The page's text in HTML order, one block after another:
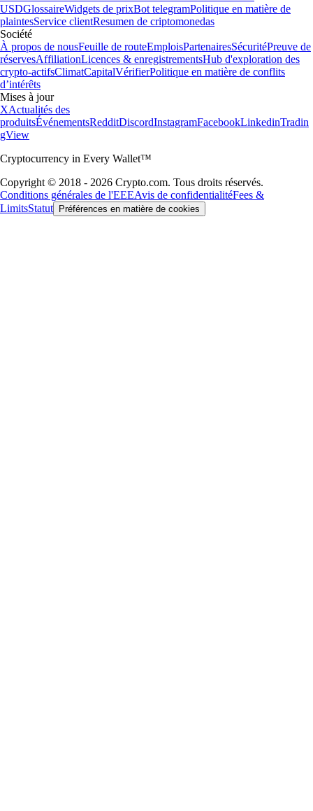
USDGlossaireWidgets de prixBot telegramPolitique en matière de
plaintesService clientResumen de criptomonedas
Société
À propos de nousFeuille de routeEmploisPartenairesSécuritéPreuve de
réservesAffiliationLicences & enregistrementsHub d'exploration des
crypto-actifsClimatCapitalVérifierPolitique en matière de conflits
d’intérêts
Mises à jour
XActualités des
produitsÉvénementsRedditDiscordInstagramFacebookLinkedinTradin
gView
Cryptocurrency in Every Wallet™
Copyright © 2018 - 2026 Crypto.com. Tous droits réservés.
Conditions générales de l'EEEAvis de confidentialitéFees &
LimitsStatut Préférences en matière de cookies